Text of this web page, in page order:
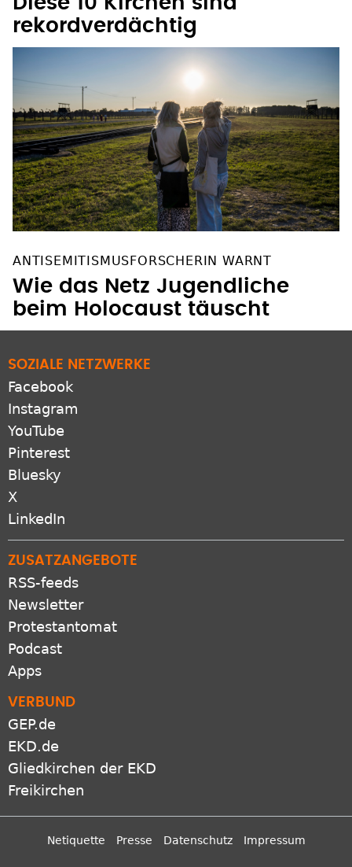
rekordverdächtig
Wie das Netz Jugendliche
beim Holocaust täuscht
Facebook
Instagram
YouTube
Pinterest
Bluesky
X
LinkedIn
RSS-feeds
Newsletter
Protestantomat
Podcast
Apps
GEP.de
EKD.de
Gliedkirchen der EKD
Freikirchen